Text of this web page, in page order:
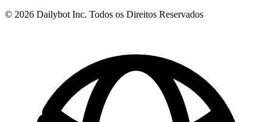
© 2026 Dailybot Inc. Todos os Direitos Reservados